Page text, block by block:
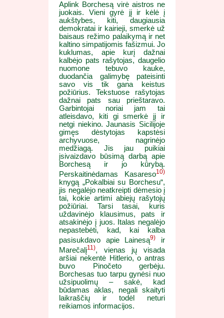
Aplink Borchesą virė aistros ne
juokais. Vieni gyrė jį ir kėlė į
aukštybes, kiti, daugiausia
demokratai ir kairieji, smerkė už
baisaus režimo palaikymą ir net
kaltino simpatijomis fašizmui. Jo
kuklumas, apie kurį dažnai
kalbėjo pats rašytojas, daugelio
nuomone tebuvo kauke,
duodančia galimybę pateisinti
savo vis tik gana keistus
požiūrius. Tekstuose rašytojas
dažnai pats sau prieštaravo.
Garbintojai noriai jam tai
atleisdavo, kiti gi smerkė jį ir
netgi niekino. Jaunasis Sicilijoje
gimęs dėstytojas kapstėsi
archyvuose, nagrinėjo
medžiagą. Jis jau puikiai
įsivaizdavo būsimą darbą apie
Borchesą ir jo kūrybą.
Perskaitinėdamas Kasareso10)
knygą „Pokalbiai su Borchesu“,
jis negalėjo neatkreipti dėmesio į
tai, kokie artimi abiejų rašytojų
požiūriai. Tarsi tasai, kuris
uždavinėjo klausimus, pats ir
atsakinėjo į juos. Italas negalėjo
nepastebėti, kad, kai kalba
pasisukdavo apie Lainesą9) ir
Marečalį11), vienas jų visada
aršiai nekentė Hitlerio, o antras
buvo Pinočeto gerbėju.
Borchesas tuo tarpu gynėsi nuo
užsipuolimų – sakė, kad
būdamas aklas, negali skaityti
laikraščių ir todėl neturi
reikiamos informacijos.